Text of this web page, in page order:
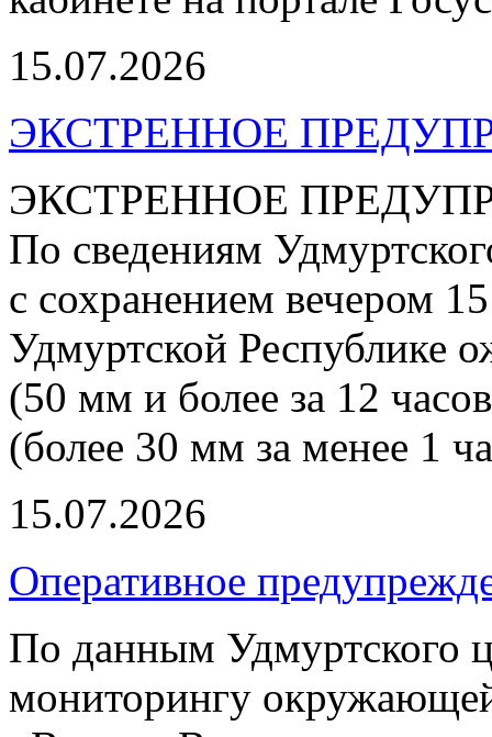
15.07.2026
ЭКСТРЕННОЕ
ЭКСТРЕННОЕ
По сведениям
с сохранением вечером
Удмуртской Республике
(50 мм и более за 12
(более 30 мм за менее 1
15.07.2026
Оперативное
По данным Удмуртского
мониторингу